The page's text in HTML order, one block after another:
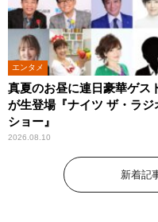
エンタメ
真夏のお昼に連日豪華ゲス
が生登場『ナイツ ザ・ラジ
ショー』
2026.08.10
新着記